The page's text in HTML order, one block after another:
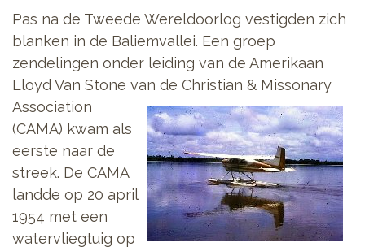
Pas na de Tweede Wereldoorlog vestigden zich
blanken in de Baliemvallei. Een groep
zendelingen onder leiding van de Amerikaan
Lloyd Van Stone van de Christian & Missonary
Association
(CAMA) kwam als
eerste naar de
streek. De CAMA
landde op 20 april
1954 met een
watervliegtuig op